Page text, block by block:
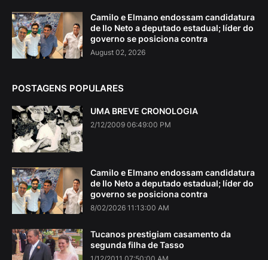
Camilo e Elmano endossam candidatura
de Ilo Neto a deputado estadual; líder do
governo se posiciona contra
August 02, 2026
POSTAGENS POPULARES
UMA BREVE CRONOLOGIA
2/12/2009 06:49:00 PM
Camilo e Elmano endossam candidatura
de Ilo Neto a deputado estadual; líder do
governo se posiciona contra
8/02/2026 11:13:00 AM
Tucanos prestigiam casamento da
segunda filha de Tasso